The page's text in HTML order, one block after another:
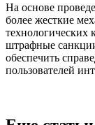
На основе
более жесткие
технологических
штрафные
обеспечить
пользователей